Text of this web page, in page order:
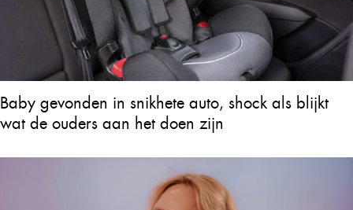
Baby gevonden in snikhete auto, shock als blijkt
wat de ouders aan het doen zijn